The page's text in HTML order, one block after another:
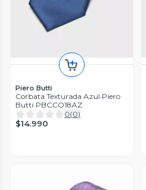
Piero Butti
Corbata Texturada Azul Piero
Butti PBCCO18AZ
0(0)
$14.990